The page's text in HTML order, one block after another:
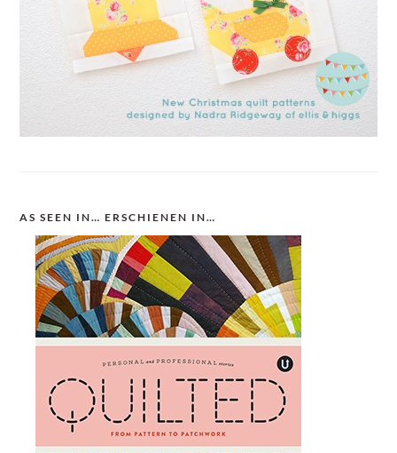
AS SEEN IN… ERSCHIENEN IN…